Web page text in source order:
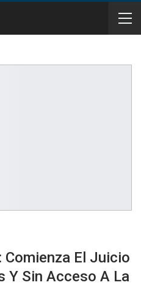
Comienza El Juicio
Y Sin Acceso A La